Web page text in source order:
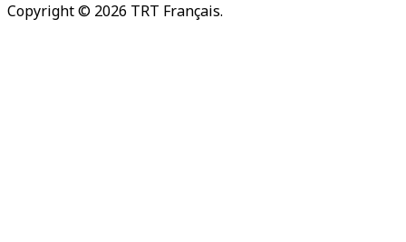
Copyright © 2026 TRT Français.